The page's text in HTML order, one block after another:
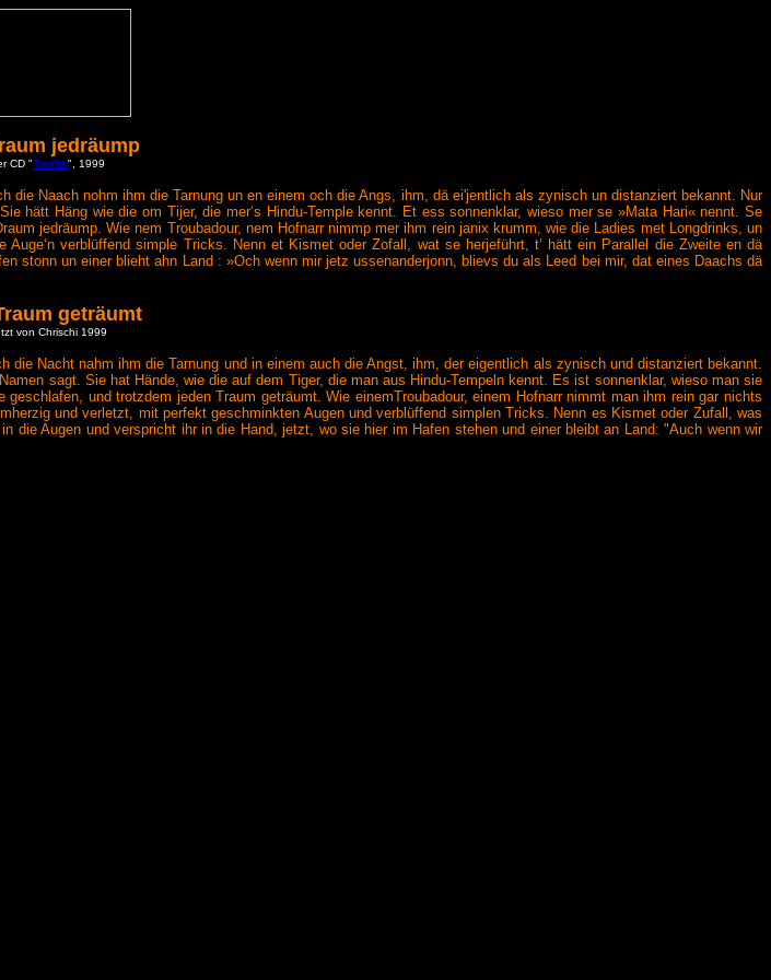
jedräump
CD "Tonfilm", 1999
Naach nohm ihm die Tarnung un en einem och die Angs, ihm, dä ei'jentlich als zynisch un distanziert bekannt. Nur
hätt Häng wie die om Tijer, die mer‘s Hindu-Temple kennt. Et ess sonnenklar, wieso mer se »Mata Hari« nennt. Se
jedräump. Wie nem Troubadour, nem Hofnarr nimmp mer ihm rein janix krumm, wie die Ladies met Longdrinks, un
verblüffend simple Tricks. Nenn et Kismet oder Zofall, wat se herjeführt, t‘ hätt ein Parallel die Zweite en dä
stonn un einer blieht ahn Land : »Och wenn mir jetz ussenanderjonn, blievs du als Leed bei mir, dat eines Daachs dä
geträumt
von Chrischi 1999
Nacht nahm ihm die Tarnung und in einem auch die Angst, ihm, der eigentlich als zynisch und distanziert bekannt.
sagt. Sie hat Hände, wie die auf dem Tiger, die man aus Hindu-Tempeln kennt. Es ist sonnenklar, wieso man sie
und trotzdem jeden Traum geträumt. Wie einemTroubadour, einem Hofnarr nimmt man ihm rein gar nichts
und verletzt, mit perfekt geschminkten Augen und verblüffend simplen Tricks. Nenn es Kismet oder Zufall, was
Augen und verspricht ihr in die Hand, jetzt, wo sie hier im Hafen stehen und einer bleibt an Land: "Auch wenn wir